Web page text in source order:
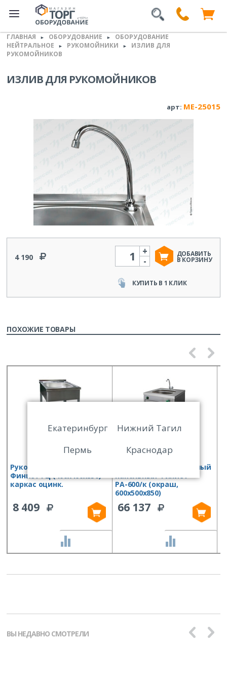
ГЛАВНАЯ ► ОБОРУДОВАНИЕ ►
ОБОРУДОВАНИЕ
НЕЙТРАЛЬНОЕ
► РУКОМОЙНИКИ ►
ИЗЛИВ ДЛЯ
РУКОМОЙНИКОВ
ИЗЛИВ ДЛЯ РУКОМОЙНИКОВ
арт: ME-25015
4 190
Количество
-
+ ДОБАВИТЬ
В КОРЗИНУ
КУПИТЬ В 1 КЛИК
ПОХОЖИЕ ТОВАРЫ
Рукомойник напольный
Финист РЦ (400х400х850)
каркас оцинк.
8 409
Рукомойник автономный
напольный Финист
РА-600/к (окраш,
600х500х850)
66 137
ВЫ НЕДАВНО СМОТРЕЛИ
Екатеринбург
Нижний Тагил
Пермь
Краснодар